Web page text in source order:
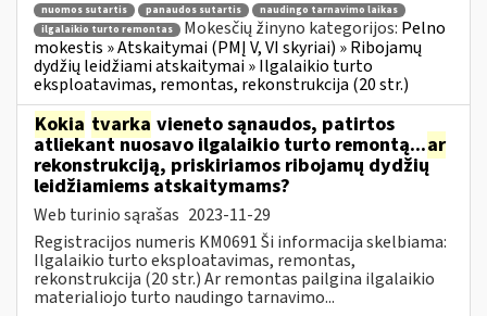
nuomos sutartis
panaudos sutartis
naudingo tarnavimo laikas
ilgalaikio turto remontas
Mokesčių žinyno kategorijos: Pelno
mokestis » Atskaitymai (PMĮ V, VI skyriai) » Ribojamų
dydžių leidžiami atskaitymai » Ilgalaikio turto
eksploatavimas, remontas, rekonstrukcija (20 str.)
Kokia tvarka vieneto sąnaudos, patirtos
atliekant nuosavo ilgalaikio turto remontą...ar
rekonstrukciją, priskiriamos ribojamų dydžių
leidžiamiems atskaitymams?
Web turinio sąrašas 2023-11-29
Registracijos numeris KM0691 Ši informacija skelbiama:
Ilgalaikio turto eksploatavimas, remontas,
rekonstrukcija (20 str.) Ar remontas pailgina ilgalaikio
materialiojo turto naudingo tarnavimo...